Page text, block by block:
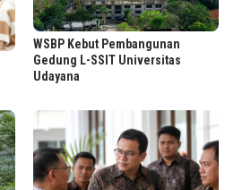
WSBP Kebut Pembangunan
Gedung L-SSIT Universitas
Udayana